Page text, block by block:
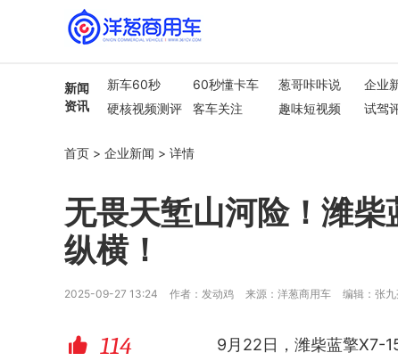
新闻
资讯
新车60秒 60秒懂卡车 葱哥咔咔说
企业
硬核视频测评
客车关注 趣味短视频
试驾
首页 > 企业新闻 > 详情
无畏天堑山河险！潍
纵横！
2025-09-27 13:24 作者：发动鸡 来源：洋葱商用车 编辑：张
赞 114
9月22日，潍柴蓝擎X7-